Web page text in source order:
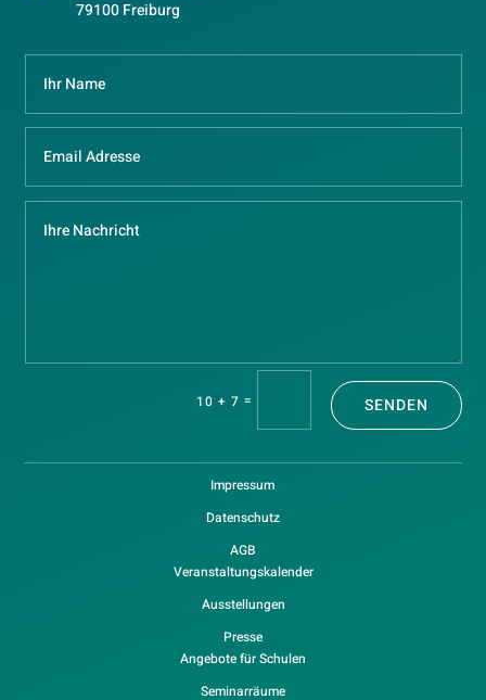
79100 Freiburg
10 + 7 = SENDEN
Impressum
Datenschutz
AGB
Veranstaltungskalender
Ausstellungen
Presse
Angebote für Schulen
Seminarräume